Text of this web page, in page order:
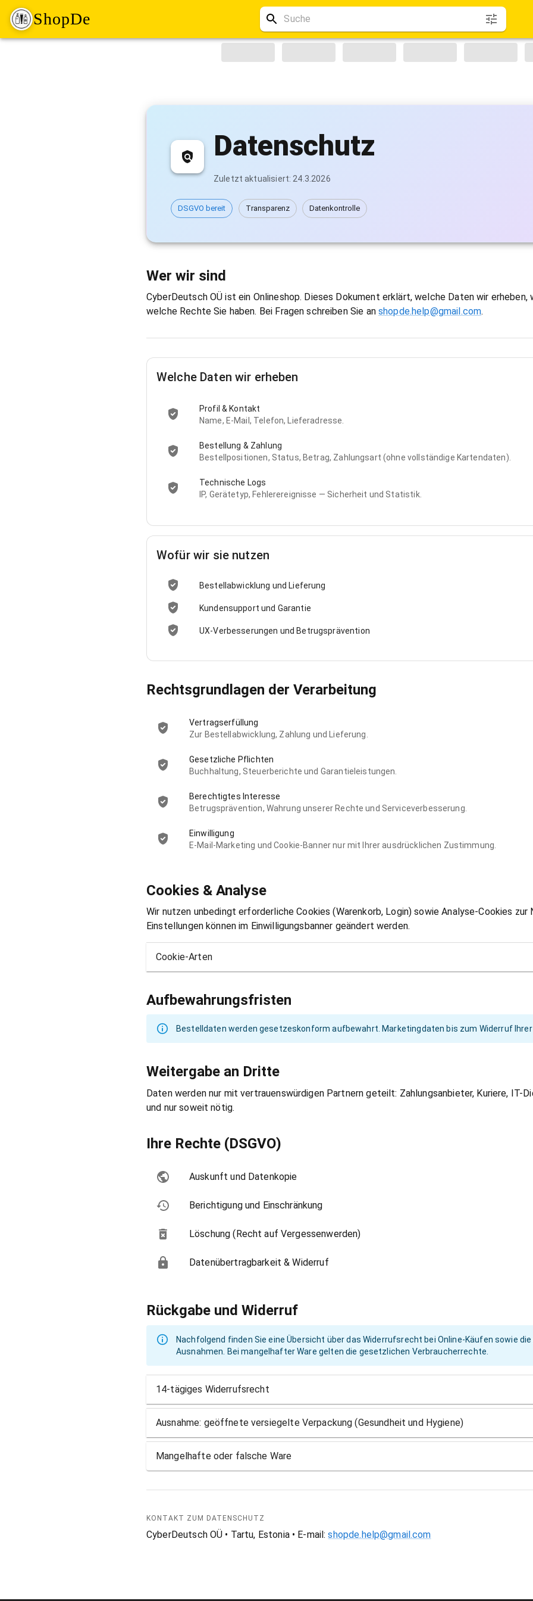
ShopDe
Datenschutz
Zuletzt aktualisiert: 24.3.2026
DSGVO bereit Transparenz Datenkontrolle
Wer wir sind
CyberDeutsch OÜ ist ein Onlineshop. Dieses Dokument erklärt, welche Daten wir erheben,
welche Rechte Sie haben. Bei Fragen schreiben Sie an shopde.help@gmail.com.
Welche Daten wir erheben
Profil & Kontakt
Name, E-Mail, Telefon, Lieferadresse.
Bestellung & Zahlung
Bestellpositionen, Status, Betrag, Zahlungsart (ohne vollständige Kartendaten).
Technische Logs
IP, Gerätetyp, Fehlerereignisse — Sicherheit und Statistik.
Wofür wir sie nutzen
Bestellabwicklung und Lieferung
Kundensupport und Garantie
UX-Verbesserungen und Betrugsprävention
Rechtsgrundlagen der Verarbeitung
Vertragserfüllung
Zur Bestellabwicklung, Zahlung und Lieferung.
Gesetzliche Pflichten
Buchhaltung, Steuerberichte und Garantieleistungen.
Berechtigtes Interesse
Betrugsprävention, Wahrung unserer Rechte und Serviceverbesserung.
Einwilligung
E-Mail-Marketing und Cookie-Banner nur mit Ihrer ausdrücklichen Zustimmung.
Cookies & Analyse
Wir nutzen unbedingt erforderliche Cookies (Warenkorb, Login) sowie Analyse-Cookies zur
Einstellungen können im Einwilligungsbanner geändert werden.
Cookie-Arten
Aufbewahrungsfristen
Bestelldaten werden gesetzeskonform aufbewahrt. Marketingdaten bis zum Widerruf Ihrer
Weitergabe an Dritte
Daten werden nur mit vertrauenswürdigen Partnern geteilt: Zahlungsanbieter, Kuriere, IT-
und nur soweit nötig.
Ihre Rechte (DSGVO)
Auskunft und Datenkopie
Berichtigung und Einschränkung
Löschung (Recht auf Vergessenwerden)
Datenübertragbarkeit & Widerruf
Rückgabe und Widerruf
Nachfolgend finden Sie eine Übersicht über das Widerrufsrecht bei Online-Käufen sowie
Ausnahmen. Bei mangelhafter Ware gelten die gesetzlichen Verbraucherrechte.
14-tägiges Widerrufsrecht
Ausnahme: geöffnete versiegelte Verpackung (Gesundheit und Hygiene)
Mangelhafte oder falsche Ware
KONTAKT ZUM DATENSCHUTZ
CyberDeutsch OÜ • Tartu, Estonia • E-mail: shopde.help@gmail.com